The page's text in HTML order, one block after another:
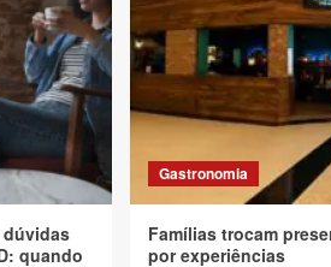
dúvidas
quando
Gastronomia
Famílias trocam
por experiências